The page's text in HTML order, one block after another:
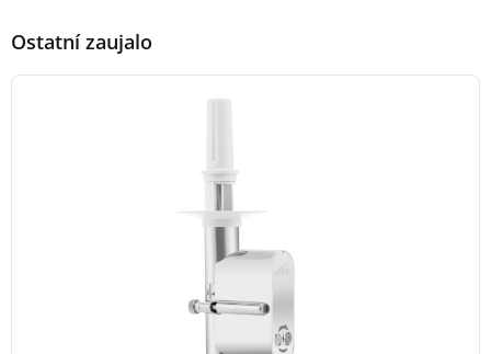
Ostatní zaujalo